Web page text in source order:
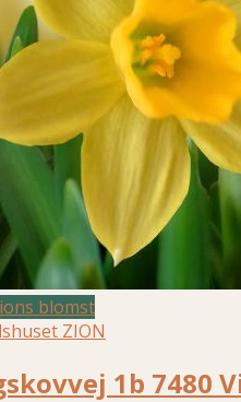
blomst
1b 7480